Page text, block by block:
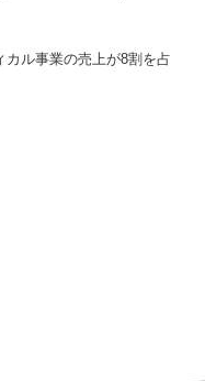
カル事業の売上が8割を占